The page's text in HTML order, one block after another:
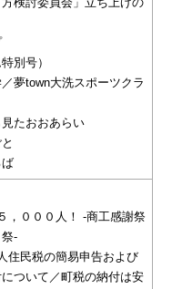
別号）
／夢town大洗スポーツクラ
見たおおあらい
ば
，０００人！ -商工感謝祭
-
住民税の簡易申告および
ついて／町税の納付は安